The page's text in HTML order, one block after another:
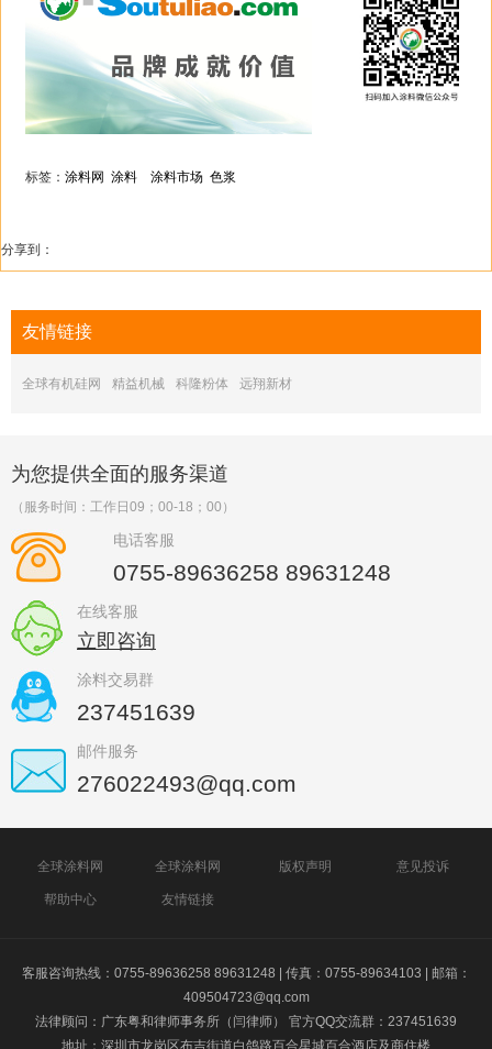
标签：涂料网 涂料 涂料市场 色浆
分享到：
友情链接
全球有机硅网 精益机械 科隆粉体 远翔新材
为您提供全面的服务渠道
（服务时间：工作日09；00-18；00）
电话客服
0755-89636258 89631248
在线客服
立即咨询
涂料交易群
237451639
邮件服务
276022493@qq.com
全球涂料网 全球涂料网 版权声明 意见投诉
帮助中心 友情链接
客服咨询热线：0755-89636258 89631248 | 传真：0755-89634103 | 邮箱：
409504723@qq.com
法律顾问：广东粤和律师事务所（闫律师） 官方QQ交流群：237451639